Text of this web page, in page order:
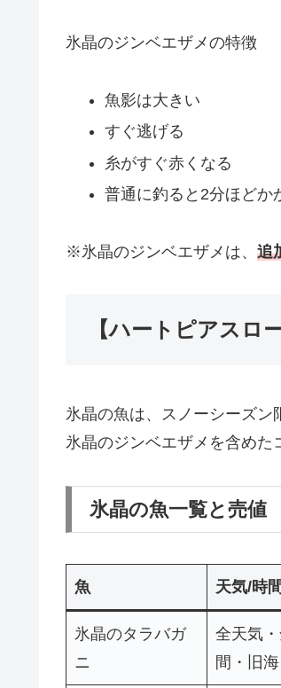
氷晶のジンベエザメの特徴
魚影は大きい
すぐ逃げる
糸がすぐ赤くなる
普通に釣ると2分ほどか
※氷晶のジンベエザメは、 追
【ハートピアスロ
氷晶の魚は、スノーシーズン
氷晶のジンベエザメを含めた
氷晶の魚一覧と売値
魚 天気/時
氷晶のタラバガ
ニ
全天気
間・旧海